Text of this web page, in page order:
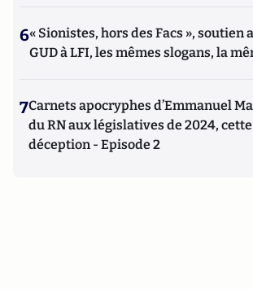
6« Sionistes, hors des Facs », soutien
GUD à LFI, les mêmes slogans, la
7Carnets apocryphes d’Emmanuel
du RN aux législatives de 2024,
déception - Episode 2